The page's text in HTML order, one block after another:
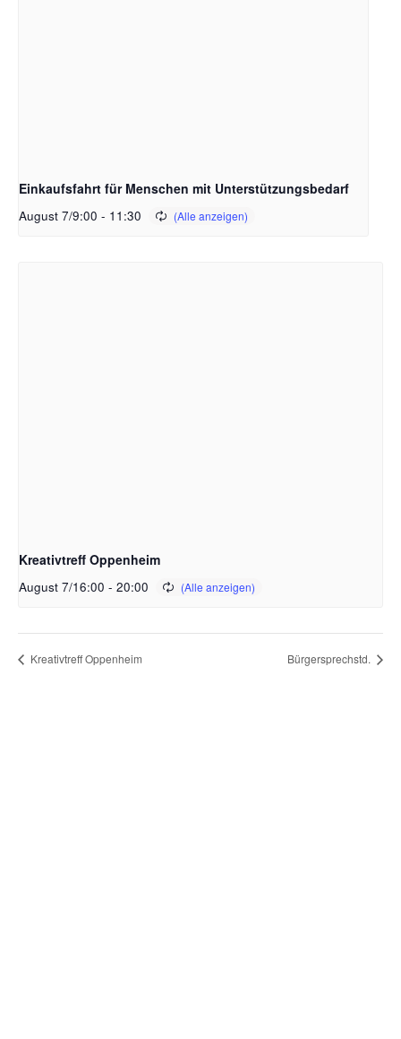
Einkaufsfahrt für Menschen mit Unterstützungsbedarf
August 7/9:00 - 11:30
Kreativtreff Oppenheim
August 7/16:00 - 20:00
Kreativtreff Oppenheim Bürgersprechstd.